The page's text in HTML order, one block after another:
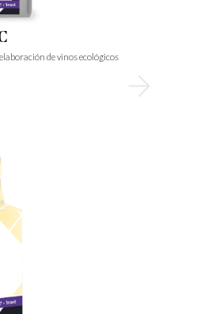
de vinos ecológicos